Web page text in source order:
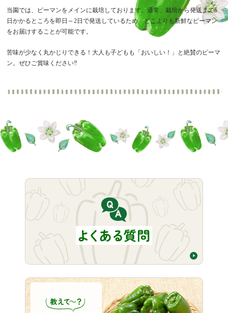
当園では、ピーマンをメインに栽培しております。通常、栽培から発送まで5
日かかるところを即日～2日で発送しているため、どこよりも新鮮なピーマン
をお届けすることが可能です。
苦味が少なく丸かじりできる！大人も子どもも「おいしい！」と絶賛のピーマ
ン。ぜひご賞味ください‼